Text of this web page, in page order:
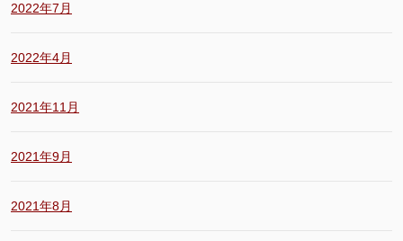
2022年7月
2022年4月
2021年11月
2021年9月
2021年8月